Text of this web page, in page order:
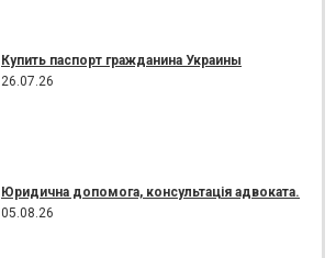
Купить паспорт гражданина Украины
26.07.26
Юридична допомога, консультація адвоката.
05.08.26